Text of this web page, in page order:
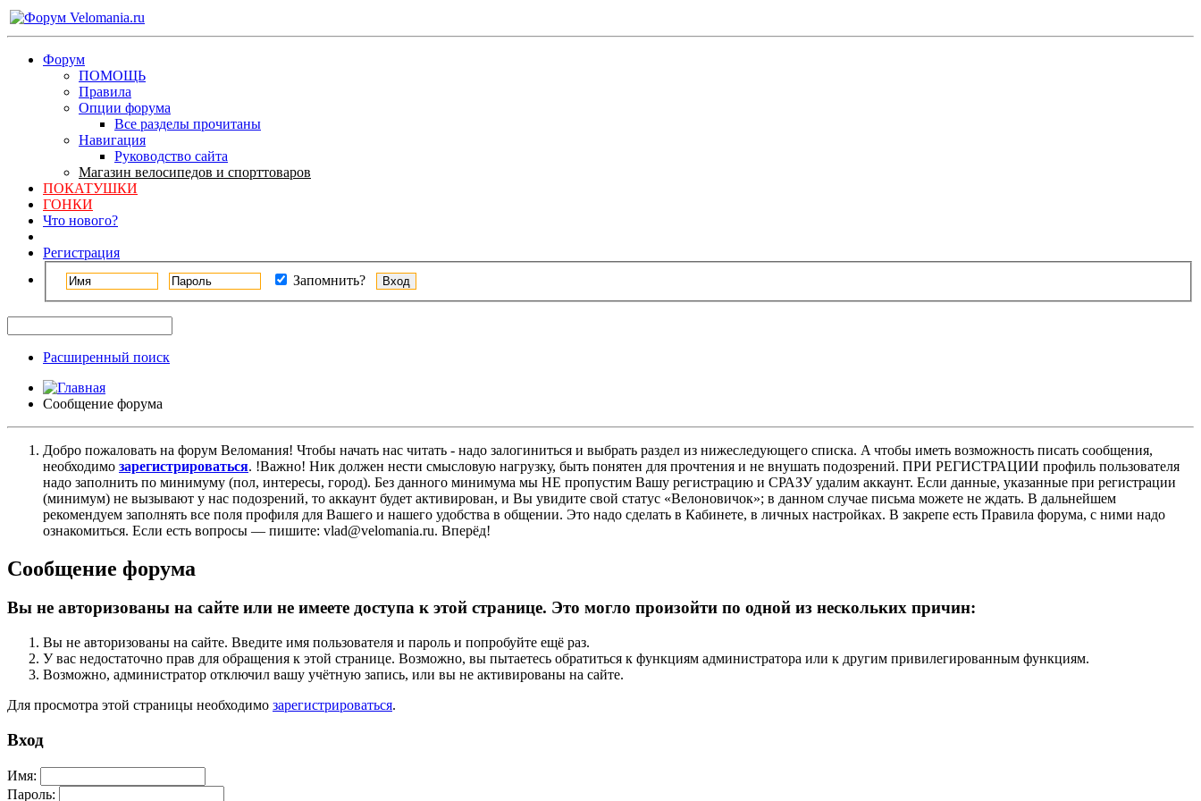
Форум
ПОМОЩЬ
Правила
Опции форума
Все разделы прочитаны
Навигация
Руководство сайта
Магазин велосипедов и спорттоваров
ПОКАТУШКИ
ГОНКИ
Что нового?
Регистрация
Запомнить?
Расширенный поиск
Сообщение форума
Добро пожаловать на форум Веломания! Чтобы начать нас читать - надо залогиниться и выбрать раздел из нижеследующего списка. A чтобы иметь возможность писать сообщения,
необходимо зарегистрироваться. !Важно! Ник должен нести смысловую нагрузку, быть понятен для прочтения и не внушать подозрений. ПРИ РЕГИСТРАЦИИ профиль пользователя
надо заполнить по минимуму (пол, интересы, город). Без данного минимума мы НЕ пропустим Вашу регистрацию и СРАЗУ удалим аккаунт. Если данные, указанные при регистрации
(минимум) не вызывают у нас подозрений, то аккаунт будет активирован, и Вы увидите свой статус «Велоновичок»; в данном случае письма можете не ждать. В дальнейшем
рекомендуем заполнять все поля профиля для Вашего и нашего удобства в общении. Это надо сделать в Кабинете, в личных настройках. В закрепе есть Правила форума, с ними надо
ознакомиться. Если есть вопросы — пишите: vlad@velomania.ru. Вперёд!
Сообщение форума
Вы не авторизованы на сайте или не имеете доступа к этой странице. Это могло произойти по одной из нескольких причин:
Вы не авторизованы на сайте. Введите имя пользователя и пароль и попробуйте ещё раз.
У вас недостаточно прав для обращения к этой странице. Возможно, вы пытаетесь обратиться к функциям администратора или к другим привилегированным функциям.
Возможно, администратор отключил вашу учётную запись, или вы не активированы на сайте.
Для просмотра этой страницы необходимо зарегистрироваться.
Вход
Имя:
Пароль: